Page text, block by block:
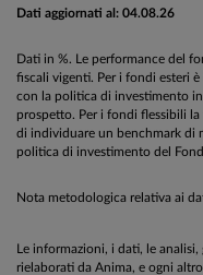
Dati aggiornati al: 04.08.26
Dati in %. Le performance del
fiscali vigenti. Per i fondi esteri
con la politica di investimento
prospetto. Per i fondi flessibili
di individuare un benchmark di
politica di investimento del
Nota metodologica relativa ai
Le informazioni, i dati, le
rielaborati da Anima, e ogni